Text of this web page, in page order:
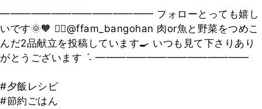
━━━━━━━━━━━━━━━ フォローとっても嬉し
いです🌞🧡 👉🏻@ffam_bangohan 肉or魚と野菜をつめこ
んだ2品献立を投稿しています🍳 いつも見て下さりあり
がとうございます ˊ˗ ━━━━━━━━━━━━━━━
#夕飯レシピ
#節約ごはん